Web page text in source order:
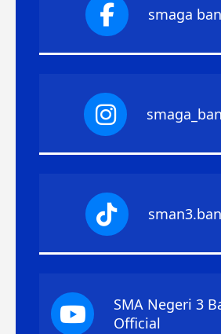
smaga
SMA Negeri 3
Official